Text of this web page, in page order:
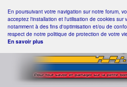
En poursuivant votre navigation sur notre forum,
acceptez l'installation et l'utilisation de cookies sur
notamment à des fins d'optimisation et/ou de
respect de notre politique de protection de votre
En savoir plus